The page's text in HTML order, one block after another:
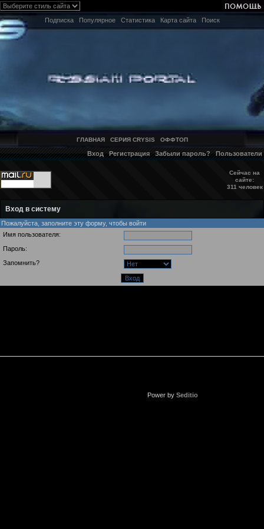
Подписка Популярное Статистика Карта сайта Поиск
ГЛАВНАЯ СЕРИЯ CRYSIS ОФФТОП
Вход Регистрация Забыли пароль? Пользователи
Сейчас на
сайте:
311 человек
Вход в систему
Пожалуйста, заполните эту форму, чтобы войти
Имя пользователя:
Пароль:
Запомнить?
Power by Seditio